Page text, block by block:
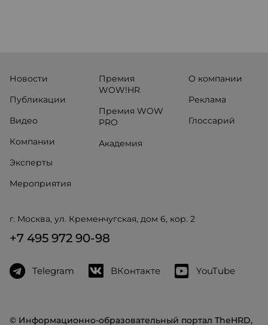
© Информационно-образовательный портал TheHRD,
Новости
Публикации
Видео
Компании
Эксперты
Мероприятия
Премия
WOW!HR
Премия WOW
PRO
Академия
О компании
Реклама
Глоссарий
г. Москва, ул. Кременчугская, дом 6, кор. 2
+7 495 972 90-98
Telegram ВКонтакте YouTube